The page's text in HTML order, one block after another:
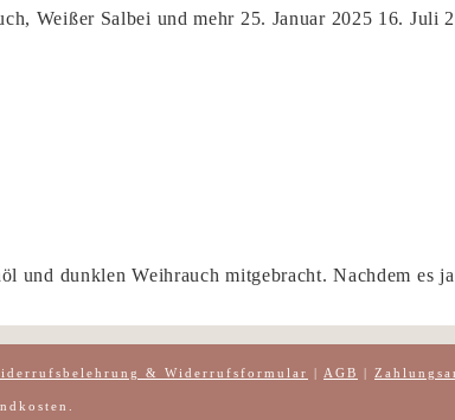
Weißer Salbei und mehr 25. Januar 2025 16. Juli
und dunklen Weihrauch mitgebracht. Nachdem es
& Widerrufsformular | AGB |